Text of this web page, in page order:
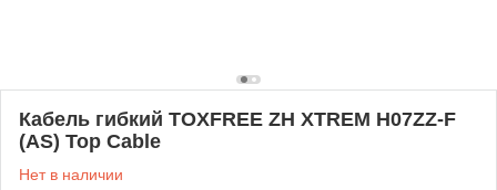
Кабель гибкий TOXFREE ZH XTREM H07ZZ-F
(AS) Top Cable
Нет в наличии